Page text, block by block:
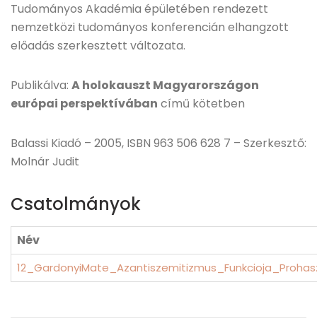
Tudományos Akadémia épületében rendezett
nemzetközi tudományos konferencián elhangzott
előadás szerkesztett változata.
Publikálva: A holokauszt Magyarországon
európai perspektívában című kötetben
Balassi Kiadó – 2005, ISBN 963 506 628 7 – Szerkesztő:
Molnár Judit
Csatolmányok
Név